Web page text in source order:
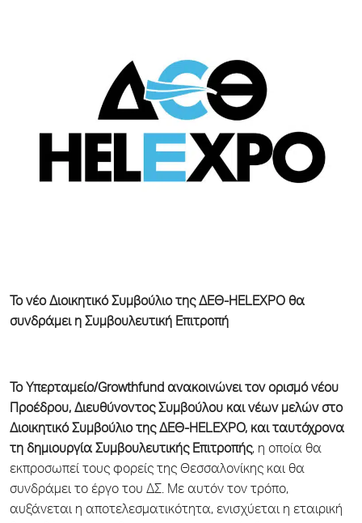
Το νέο Διοικητικό Συμβούλιο της ΔΕΘ-HELEXPO θα
συνδράμει η Συμβουλευτική Επιτροπή
Το Υπερταμείο/Growthfund ανακοινώνει τον ορισμό νέου
Προέδρου, Διευθύνοντος Συμβούλου και νέων μελών στο
Διοικητικό Συμβούλιο της ΔΕΘ-HELEXPO, και ταυτόχρονα
τη δημιουργία Συμβουλευτικής Επιτροπής, η οποία θα
εκπροσωπεί τους φορείς της Θεσσαλονίκης και θα
συνδράμει το έργο του ΔΣ. Με αυτόν τον τρόπο,
αυξάνεται η αποτελεσματικότητα, ενισχύεται η εταιρική